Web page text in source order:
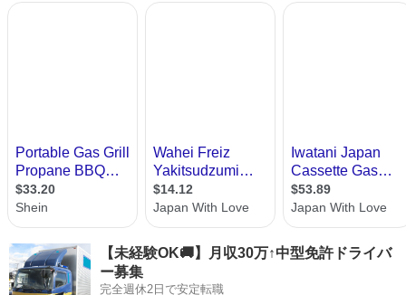
【未経験OK🚚】月収30万↑中型免許ドライバ
ー募集
完全週休2日で安定転職